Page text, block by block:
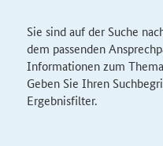
Sie sind auf der Suche
dem passenden
Informationen zum
Geben Sie Ihren
Ergebnisfilter.